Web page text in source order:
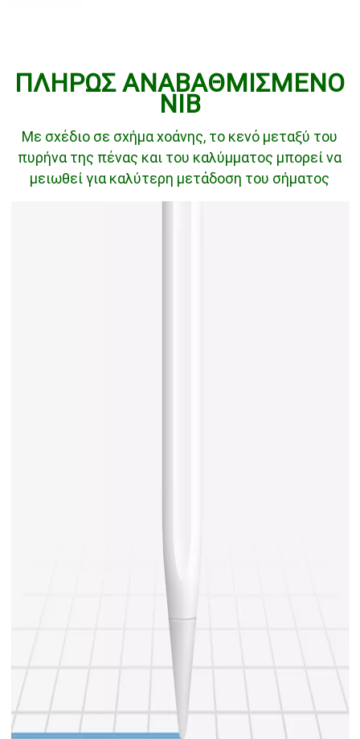
ΠΛΗΡΩΣ ΑΝΑΒΑΘΜΙΣΜΕΝΟ
ΝΙΒ
Με σχέδιο σε σχήμα χοάνης, το κενό μεταξύ του
πυρήνα της πένας και του καλύμματος μπορεί να
μειωθεί για καλύτερη μετάδοση του σήματος